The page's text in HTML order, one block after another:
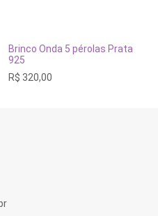
ADICIONAR AO
Brinco Onda 5 pérolas Prata
925
R$ 320,00